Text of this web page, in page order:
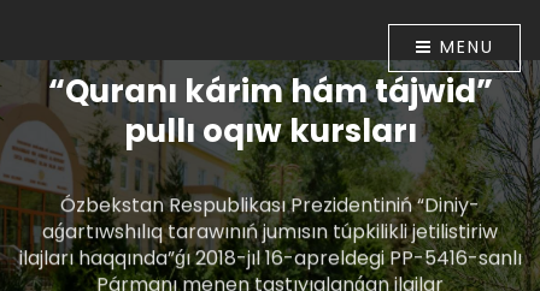
MENU
“Quranı kárim hám tájwid”
pullı oqıw kursları
Ózbekstan Respublikası Prezidentiniń “Diniy-
aǵartıwshılıq tarawınıń jumısın túpkilikli jetilistiriw
ilajları haqqında”ǵı 2018-jıl 16-apreldegi PP-5416-sanlı
Pármanı menen tastıyıqlanǵan ilajlar